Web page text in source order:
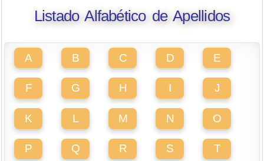
Listado Alfabético de Apellidos
A B C D E
F G H I J
K L M N O
P Q R S T